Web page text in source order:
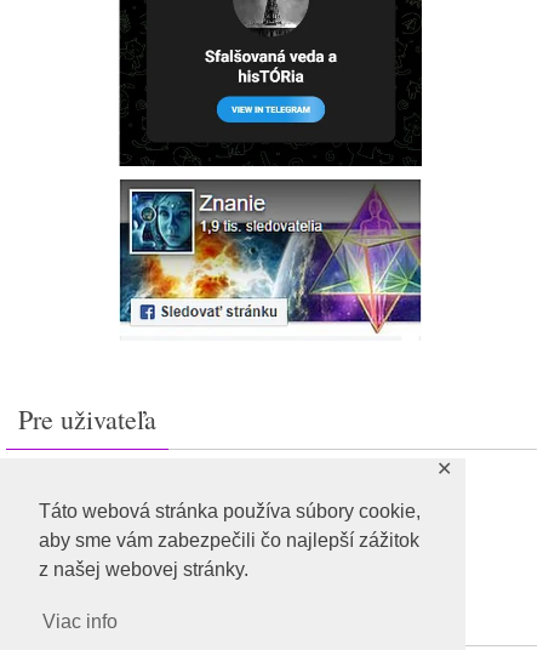
Táto webová stránka používa súbory cookie,
aby sme vám zabezpečili čo najlepší zážitok
z našej webovej stránky.
Viac info
✕
Pre uživateľa
Feed záznamov
RSS feed komentárov
WordPress.org